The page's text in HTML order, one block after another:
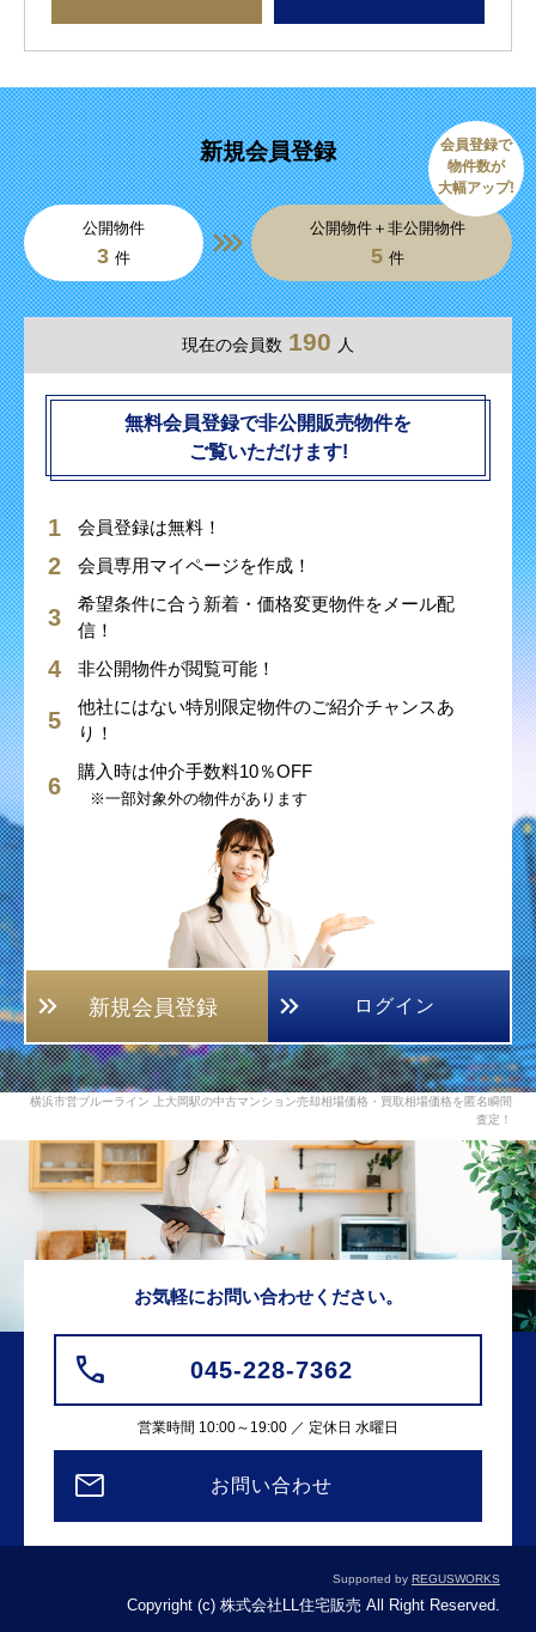
新規会員登録
公開物件
3 件
公開物件＋非公開物件
5 件
会員登録で
物件数が
大幅アップ!
現在の会員数 190 人
無料会員登録で非公開販売物件を
ご覧いただけます!
会員登録は無料！
会員専用マイページを作成！
希望条件に合う新着・価格変更物件をメール配
信！
非公開物件が閲覧可能！
他社にはない特別限定物件のご紹介チャンスあ
り！
購入時は仲介手数料10％OFF
※一部対象外の物件があります
新規会員登録 ログイン
横浜市営ブルーライン 上大岡駅の中古マンション売却相場価格・買取相場価格を匿名瞬間
査定！
お気軽にお問い合わせください。
045-228-7362
営業時間 10:00～19:00 ／ 定休日 水曜日
お問い合わせ
Supported by REGUSWORKS
Copyright (c) 株式会社LL住宅販売 All Right Reserved.